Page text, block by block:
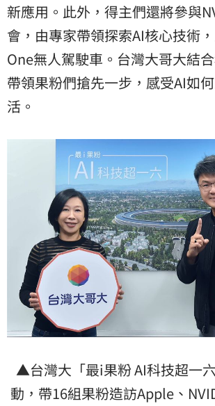
新應用。此外，得主們還將參與
會，由專家帶領探索AI核心技術
One無人駕駛車。台灣大哥大結
帶領果粉們搶先一步，感受AI如
活。
▲台灣大「最i果粉 AI科技超一
動，帶16組果粉造訪Apple、